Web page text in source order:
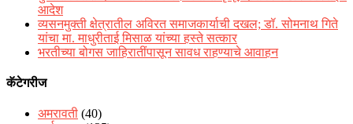
आदेश
व्यसनमुक्ती क्षेत्रातील अविरत समाजकार्याची दखल; डॉ. सोमनाथ गिते
यांचा मा. माधुरीताई मिसाळ यांच्या हस्ते सत्कार
भरतीच्या बोगस जाहिरातींपासून सावध राहण्याचे आवाहन
कॅटेगरीज
अमरावती (40)